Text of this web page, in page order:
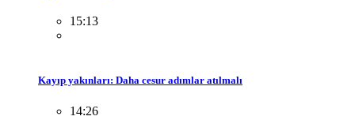
15:13
Kayıp yakınları: Daha cesur adımlar atılmalı
14:26